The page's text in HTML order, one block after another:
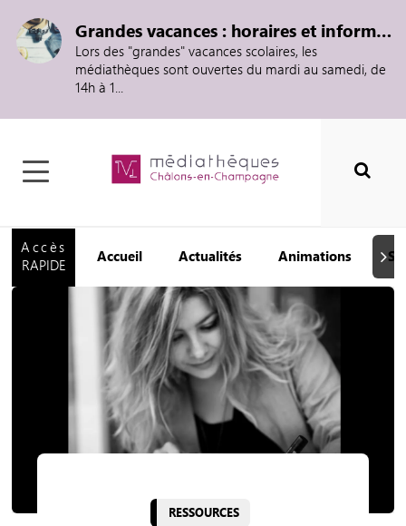
Grandes vacances : horaires et informations
Lors des "grandes" vacances scolaires, les
médiathèques sont ouvertes du mardi au samedi, de
14h à 1...
Accès
RAPIDE
Accueil Actualités Animations
RESSOURCES